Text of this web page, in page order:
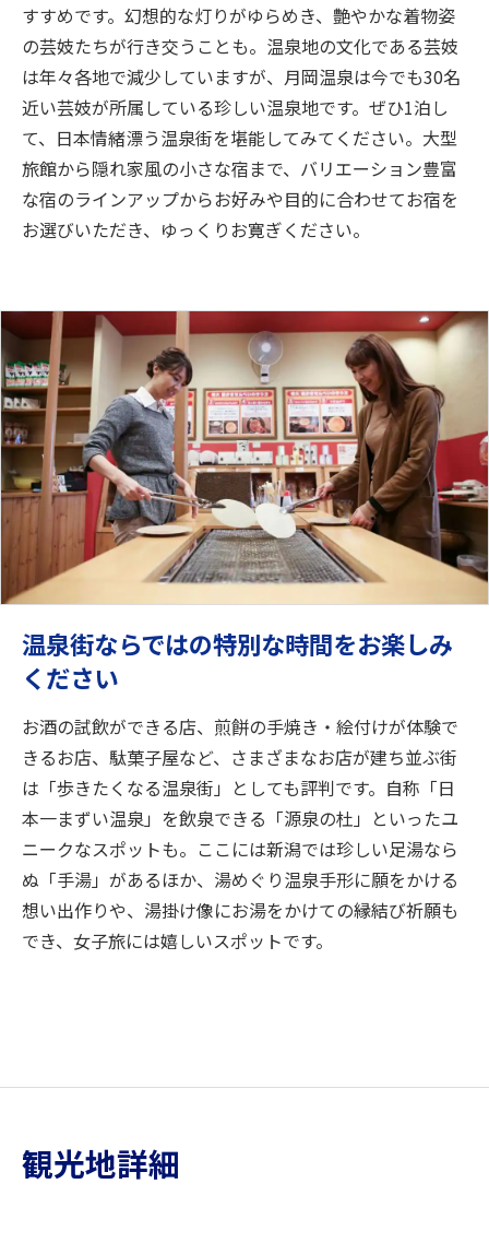
すすめです。幻想的な灯りがゆらめき、艶やかな着物姿
の芸妓たちが行き交うことも。温泉地の文化である芸妓
は年々各地で減少していますが、月岡温泉は今でも30名
近い芸妓が所属している珍しい温泉地です。ぜひ1泊し
て、日本情緒漂う温泉街を堪能してみてください。大型
旅館から隠れ家風の小さな宿まで、バリエーション豊富
な宿のラインアップからお好みや目的に合わせてお宿を
お選びいただき、ゆっくりお寛ぎください。
温泉街ならではの特別な時間をお楽しみ
ください
お酒の試飲ができる店、煎餅の手焼き・絵付けが体験で
きるお店、駄菓子屋など、さまざまなお店が建ち並ぶ街
は「歩きたくなる温泉街」としても評判です。自称「日
本一まずい温泉」を飲泉できる「源泉の杜」といったユ
ニークなスポットも。ここには新潟では珍しい足湯なら
ぬ「手湯」があるほか、湯めぐり温泉手形に願をかける
想い出作りや、湯掛け像にお湯をかけての縁結び祈願も
でき、女子旅には嬉しいスポットです。
観光地詳細